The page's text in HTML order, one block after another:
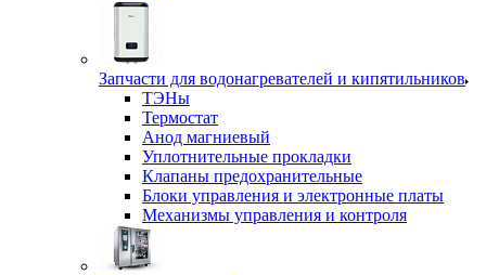
Запчасти для водонагревателей и кипятильников
ТЭНы
Термостат
Анод магниевый
Уплотнительные прокладки
Клапаны предохранительные
Блоки управления и электронные платы
Механизмы управления и контроля